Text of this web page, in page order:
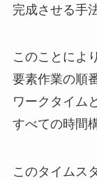
完成させる手
このことによ
要素作業の順
ワークタイム
すべての時間
このタイムス